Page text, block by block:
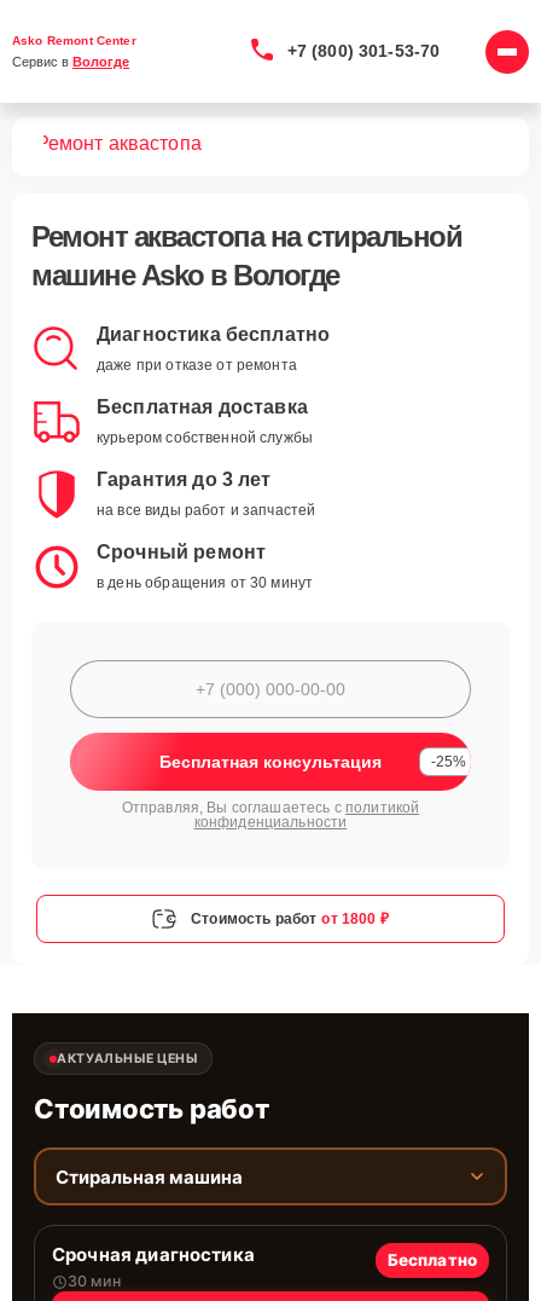
Asko Remont Center
Сервис в Вологде
+7 (800) 301-53-70
Ремонт аквастопа
Ремонт аквастопана стиральной
машине Asko в Вологде
Диагностика бесплатно
даже при отказе от ремонта
Бесплатная доставка
курьером собственной службы
Гарантия до 3 лет
на все виды работ и запчастей
Срочный ремонт
в день обращения от 30 минут
Бесплатная консультация -25%
Отправляя, Вы соглашаетесь с политикой
конфиденциальности
Стоимость работ от 1800 ₽
АКТУАЛЬНЫЕ ЦЕНЫ
Стоимость работ
Стиральная машина
Срочная диагностика
30 мин
Бесплатно